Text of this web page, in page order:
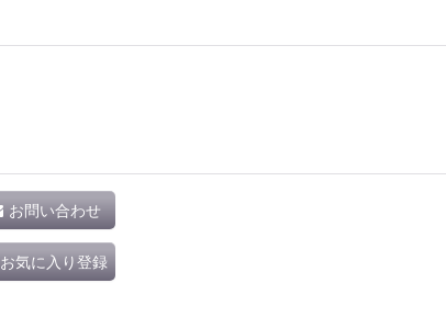
お問い合わせ
お気に入り登録